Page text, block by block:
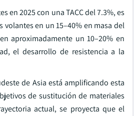
en 2025 con una TACC del 7.3%, es
en un 15–40% en masa del
aproximadamente un 10–20% en
el desarrollo de resistencia a la
de Asia está amplificando esta
de sustitución de materiales
actual, se proyecta que el